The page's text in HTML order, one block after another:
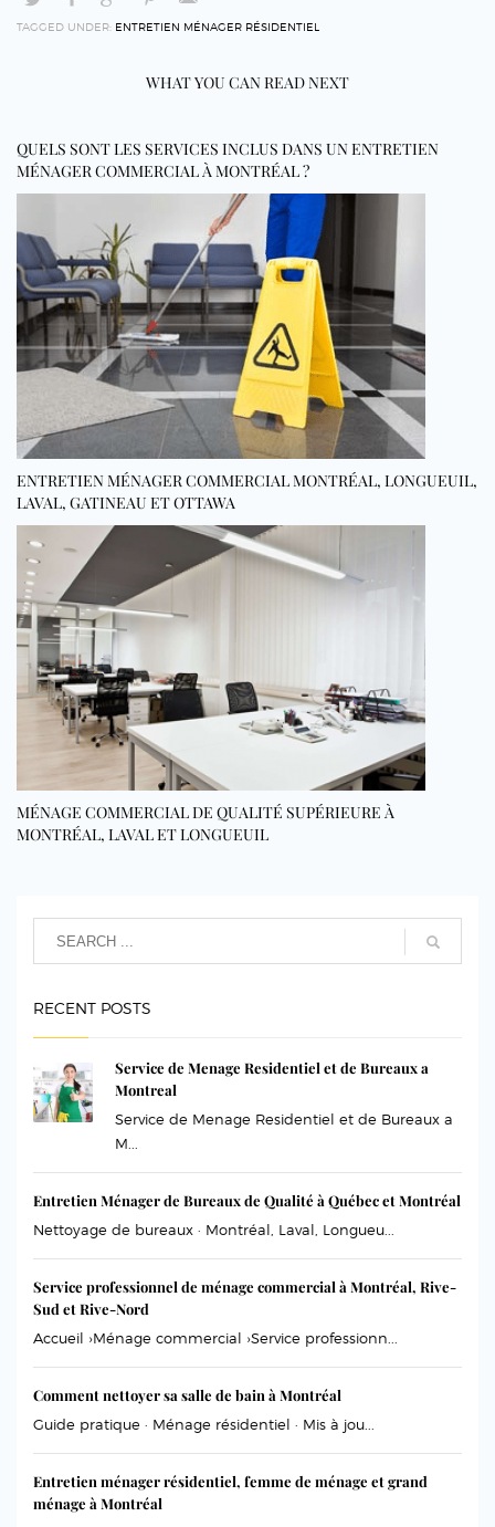
TAGGED UNDER: ENTRETIEN MÉNAGER RÉSIDENTIEL
WHAT YOU CAN READ NEXT
QUELS SONT LES SERVICES INCLUS DANS UN ENTRETIEN
MÉNAGER COMMERCIAL À MONTRÉAL ?
ENTRETIEN MÉNAGER COMMERCIAL MONTRÉAL, LONGUEUIL,
LAVAL, GATINEAU ET OTTAWA
MÉNAGE COMMERCIAL DE QUALITÉ SUPÉRIEURE À
MONTRÉAL, LAVAL ET LONGUEUIL
RECENT POSTS
Service de Menage Residentiel et de Bureaux a
Montreal
Service de Menage Residentiel et de Bureaux a
M...
Entretien Ménager de Bureaux de Qualité à Québec et Montréal
Nettoyage de bureaux · Montréal, Laval, Longueu...
Service professionnel de ménage commercial à Montréal, Rive-
Sud et Rive-Nord
Accueil ›Ménage commercial ›Service professionn...
Comment nettoyer sa salle de bain à Montréal
Guide pratique · Ménage résidentiel · Mis à jou...
Entretien ménager résidentiel, femme de ménage et grand
ménage à Montréal